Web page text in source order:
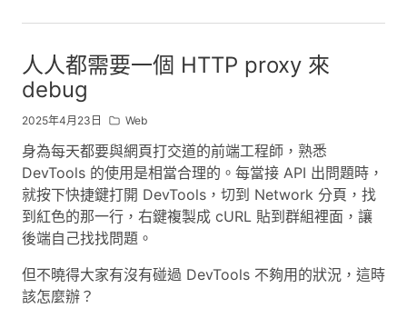
人人都需要一個 HTTP proxy 來
debug
2025年4月23日 Web
身為每天都要與網頁打交道的前端工程師，熟悉
DevTools 的使用是相當合理的。每當接 API 出問題時，
就按下快捷鍵打開 DevTools，切到 Network 分頁，找
到紅色的那一行，右鍵複製成 cURL 貼到群組裡面，讓
後端自己找找問題。
但不曉得大家有沒有碰過 DevTools 不夠用的狀況，這時
該怎麼辦？